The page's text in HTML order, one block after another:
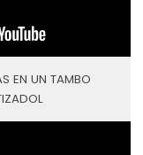
EN UN TAMBO